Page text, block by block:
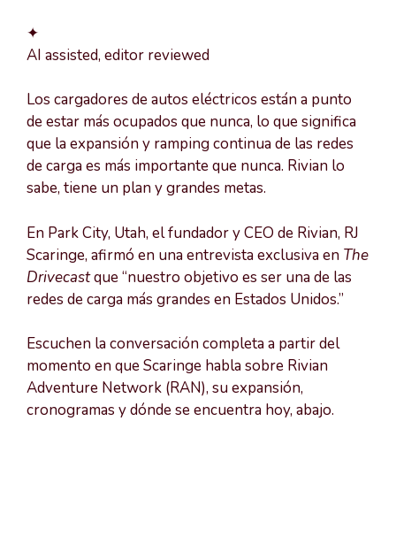
✦
AI assisted, editor reviewed
Los cargadores de autos eléctricos están a punto
de estar más ocupados que nunca, lo que significa
que la expansión y ramping continua de las redes
de carga es más importante que nunca. Rivian lo
sabe, tiene un plan y grandes metas.
En Park City, Utah, el fundador y CEO de Rivian, RJ
Scaringe, afirmó en una entrevista exclusiva en The
Drivecastque “nuestro objetivo es ser una de las
redes de carga más grandes en Estados Unidos.”
Escuchen la conversación completa a partir del
momento en que Scaringe habla sobre Rivian
Adventure Network (RAN), su expansión,
cronogramas y dónde se encuentra hoy, abajo.